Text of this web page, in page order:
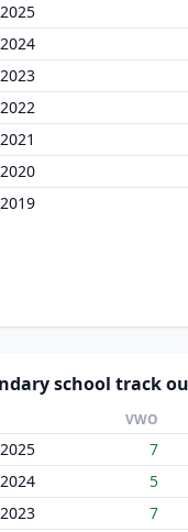
school track
VWO
7
5
7